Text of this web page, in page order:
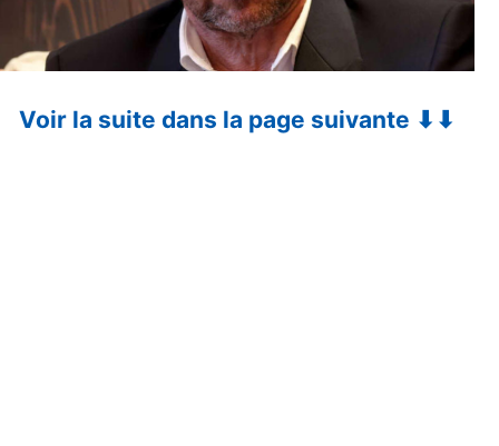
Voir la suite dans la page suivante ⬇⬇